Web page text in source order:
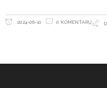
2024-06-10 0 KOMENTARŲ